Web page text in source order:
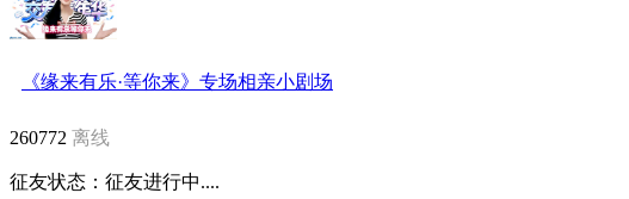
《缘来有乐·等你来》专场相亲小剧场
260772 离线
征友状态： 征友进行中....